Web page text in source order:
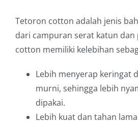
Tetoron cotton adalah jenis
dari campuran serat katun
cotton memiliki kelebihan
Lebih menyerap keringat
murni, sehingga lebih
dipakai.
Lebih kuat dan tahan